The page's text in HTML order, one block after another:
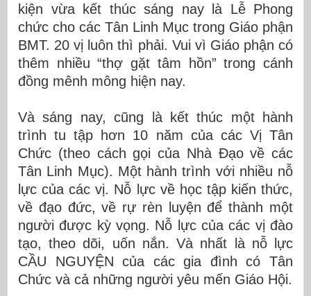
kiện vừa kết thúc sáng nay là Lễ Phong
chức cho các Tân Linh Mục trong Giáo phận
BMT. 20 vị luôn thì phải. Vui vì Giáo phận có
thêm nhiều “thợ gặt tâm hồn” trong cánh
đồng mênh mông hiện nay.
Và sáng nay, cũng là kết thúc một hành
trình tu tập hơn 10 năm của các Vị Tân
Chức (theo cách gọi của Nhà Đạo về các
Tân Linh Mục). Một hành trình với nhiều nỗ
lực của các vị. Nỗ lực về học tập kiến thức,
về đạo đức, về rự rèn luyện để thành một
người được kỳ vọng. Nỗ lực của các vị đào
tạo, theo dõi, uốn nắn. Và nhất là nỗ lực
CẦU NGUYỆN của các gia đình có Tân
Chức và cả những người yêu mến Giáo Hội.